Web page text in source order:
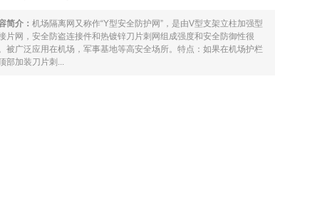
简介： 机场隔离网又称作“Y型安全防护网”，是由V型支架立柱加强型
片网，安全防盗连接件和热镀锌刀片刺网组成强度和安全防御性很
被广泛应用在机场，军事基地等高安全场所。特点：如果在机场护栏
部加装刀片刺...